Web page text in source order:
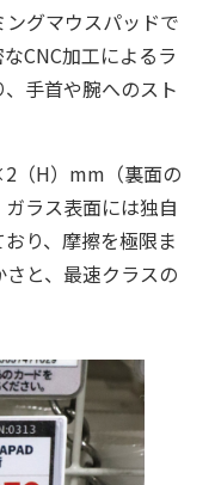
グマウスパッドで
CNC加工によるラ
手首や腕へのスト
（H）mm（裏面の
ラス表面には独自
り、摩擦を極限ま
と、最速クラスの